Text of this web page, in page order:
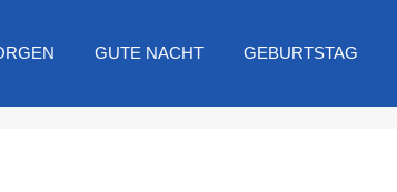
GUTE NACHT GEBURTSTAG